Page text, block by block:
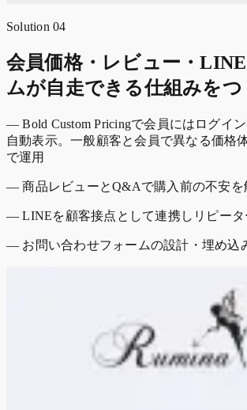
Solution 04
会員価格・レビュー・
ムが自走できる仕組みをつ
— Bold Custom Pricingで会員にはログイ
自動表示。一般顧客と会員で異なる価格
で運用
— 商品レビューとQ&Aで購入前の不安を
— LINEを顧客接点として連携しリピー
— お問い合わせフォームの設計・埋め込